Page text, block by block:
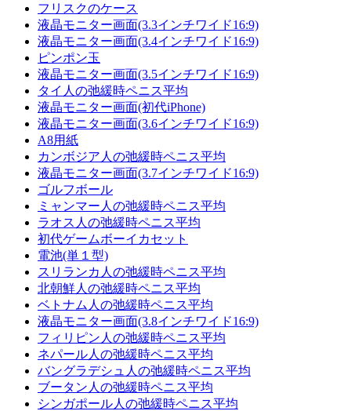
フリスクのケース
液晶モニター画面(3.3インチワイド16:9)
液晶モニター画面(3.4インチワイド16:9)
ピンポン玉
液晶モニター画面(3.5インチワイド16:9)
タイ人の弛緩時ペニス平均
液晶モニター画面(初代iPhone)
液晶モニター画面(3.6インチワイド16:9)
A8用紙
カンボジア人の弛緩時ペニス平均
液晶モニター画面(3.7インチワイド16:9)
ゴルフボール
ミャンマー人の弛緩時ペニス平均
ラオス人の弛緩時ペニス平均
初代ゲームボーイカセット
電池(単１型)
スリランカ人の弛緩時ペニス平均
北朝鮮人の弛緩時ペニス平均
ベトナム人の弛緩時ペニス平均
液晶モニター画面(3.8インチワイド16:9)
フィリピン人の弛緩時ペニス平均
ネパール人の弛緩時ペニス平均
バングラデシュ人の弛緩時ペニス平均
ブータン人の弛緩時ペニス平均
シンガポール人の弛緩時ペニス平均